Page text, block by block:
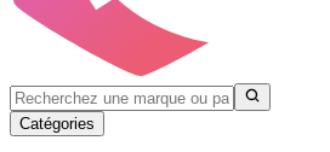
Catégories